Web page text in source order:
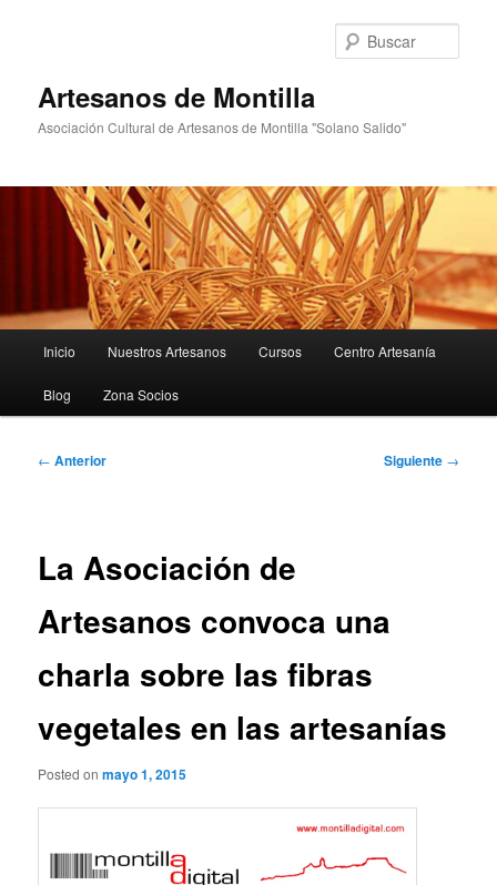
Artesanos de Montilla
Asociación Cultural de Artesanos de Montilla "Solano Salido"
principal
Inicio Nuestros Artesanos Cursos Centro Artesanía
Blog Zona Socios
Navegación
← Anterior Siguiente →
La Asociación de
Artesanos convoca una
charla sobre las fibras
vegetales en las artesanías
Posted onmayo 1, 2015